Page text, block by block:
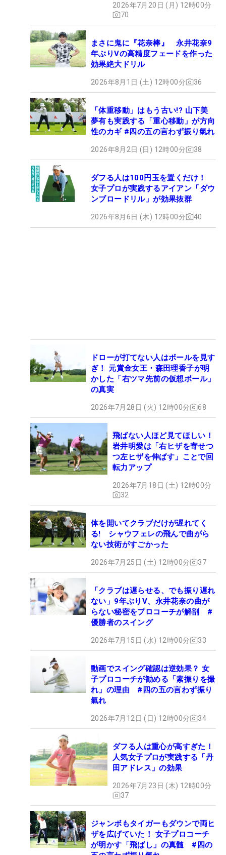
2026年7月20日 (月) 12時00分
70
まさに鬼に『花奈棒』 永井花奈9
年ぶりVの高精度フェードを作った
効果絶大ドリル
2026年8月1日 (土) 12時00分 36
「体重移動」はもう古い!? 山下美
夢有も実践する「重心移動」が方向
性のカギ #四の五の言わず振り氣れ
2026年8月2日 (日) 12時00分 38
ダフる人は100円玉を置くだけ！
女子プロが実践するアイアン「ダウ
ンブロードリル」が効果抜群
2026年8月6日 (木) 12時00分 40
ドローが打てない人はボールを見す
ぎ！ 元賞金女王・森田理香子が明
かした「右ツマ先前の仮想ボール」
の真実
2026年7月28日 (火) 12時00分 68
飛ばない人ほど見てほしい！
岩井明愛は「右ヒザを寄せつ
つ左ヒザを伸ばす」ことで回
転力アップ
2026年7月18日 (土) 12時00分
32
体を開いてクラブだけが遅れてく
る! シャウフェレの飛んで曲がら
ない技術がすごかった
2026年7月25日 (土) 12時00分 37
「クラブは遅らせる、でも振り遅れ
ない」9年ぶりV、永井花奈の曲が
らない秘密をプロコーチが解剖 #
優勝者のスイング
2026年7月15日 (水) 12時00分 33
動画でスイング確認は逆効果？ 女
子プロコーチが勧める「素振りを撮
れ」の理由 #四の五の言わず振り
氣れ
2026年7月12日 (日) 12時00分 34
ダフる人は重心が高すぎた！
人気女子プロが実践する「丹
田アドレス」の効果
2026年7月23日 (木) 12時00分
37
ジャンボもタイガーもダウンで両ヒ
ザを広げていた！ 女子プロコーチ
が明かす「飛ばし」の真髄 #四の